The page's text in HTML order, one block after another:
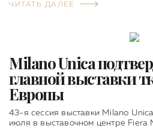
ЧИТАТЬ ДАЛЕЕ
Milano Unica
главной выставки
Европы
43-я сессия выставки Milano
июля в выставочном центре Fiera